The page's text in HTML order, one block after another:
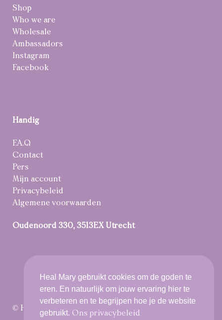
Shop
Who we are
Wholesale
Ambassadors
Instagram
Facebook
Handig
F.A.Q
Contact
Pers
Mijn account
Privacybeleid
Algemene voorwaarden
Oudenoord 330, 3513EX Utrecht
© Heal Mary 2021 All rights reserved
Heal Mary gebruikt cookies om de goden te
eren. En natuurlijk om jouw ervaring hier te
verbeteren en te begrijpen hoe je de website
gebruikt. Ons privacybeleid